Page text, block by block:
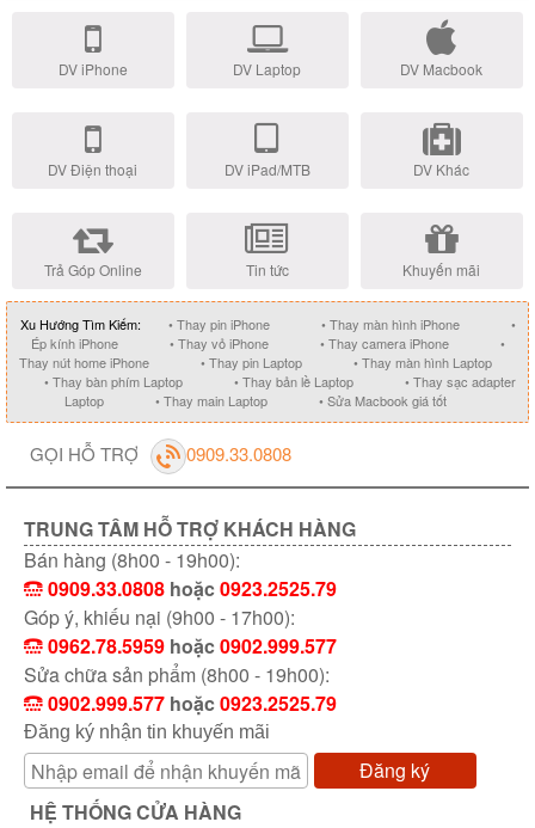
DV iPhone DV Laptop DV Macbook
DV Điện thoại DV iPad/MTB DV Khác
Trả Góp Online Tin tức Khuyến mãi
Xu Hướng Tìm Kiếm: • Thay pin iPhone • Thay màn hình iPhone
•
Ép kính iPhone
• Thay vỏ iPhone • Thay camera iPhone
•
Thay nút home iPhone
• Thay pin Laptop
• Thay màn hình Laptop
• Thay bàn phím Laptop
• Thay bản lề Laptop
• Thay sạc adapter
Laptop
• Thay main Laptop • Sửa Macbook giá tốt
GỌI HỖ TRỢ 0909.33.0808
TRUNG TÂM HỖ TRỢ KHÁCH HÀNG
Bán hàng (8h00 - 19h00):
0909.33.0808 hoặc0923.2525.79
Góp ý, khiếu nại (9h00 - 17h00):
0962.78.5959 hoặc0902.999.577
Sửa chữa sản phẩm (8h00 - 19h00):
0902.999.577 hoặc0923.2525.79
Đăng ký nhận tin khuyến mãi
Đăng ký
HỆ THỐNG CỬA HÀNG